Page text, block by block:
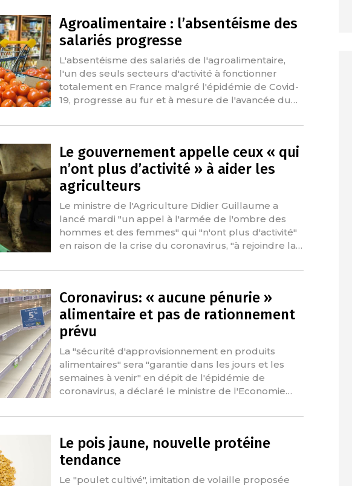
Agroalimentaire : l’absentéisme des
salariés progresse
L'absentéisme des salariés de l'agroalimentaire,
l'un des seuls secteurs d'activité à fonctionner
totalement en France malgré l'épidémie de Covid-
19, progresse au fur et à mesure de l'avancée du…
Le gouvernement appelle ceux « qui
n’ont plus d’activité » à aider les
agriculteurs
Le ministre de l'Agriculture Didier Guillaume a
lancé mardi "un appel à l'armée de l'ombre des
hommes et des femmes" qui "n'ont plus d'activité"
en raison de la crise du coronavirus, "à rejoindre la…
Coronavirus: « aucune pénurie »
alimentaire et pas de rationnement
prévu
La "sécurité d'approvisionnement en produits
alimentaires" sera "garantie dans les jours et les
semaines à venir" en dépit de l'épidémie de
coronavirus, a déclaré le ministre de l'Economie…
Le pois jaune, nouvelle protéine
tendance
Le "poulet cultivé", imitation de volaille proposée